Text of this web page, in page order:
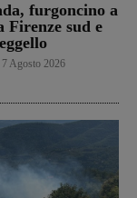
furgoncino a
Firenze sud e
7 Agosto 2026